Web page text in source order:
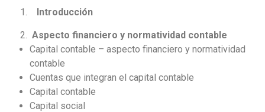
1. Introducción
Aspecto financiero y normatividad contable
Capital contable – aspecto financiero y normatividad
contable
Cuentas que integran el capital contable
Capital contable
Capital social